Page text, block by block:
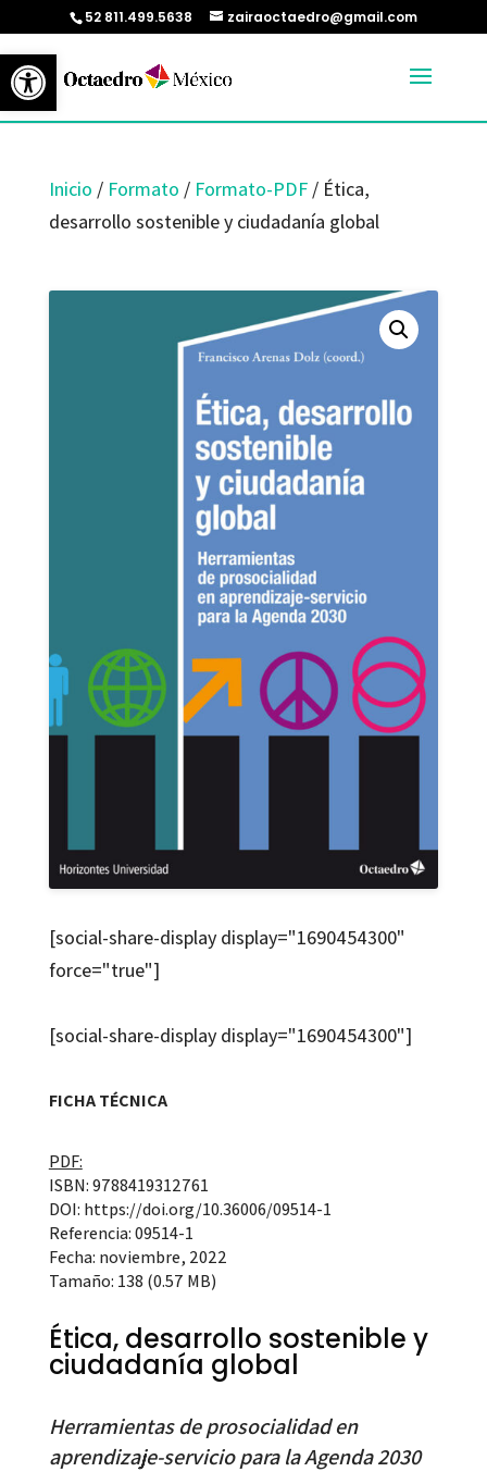
Abrir barra de herramientas
52 811.499.5638 zairaoctaedro@gmail.com
Inicio / Formato / Formato-PDF/ Ética,
desarrollo sostenible y ciudadanía global
[social-share-display display="1690454300"
force="true"]
[social-share-display display="1690454300"]
FICHA TÉCNICA
PDF:
ISBN: 9788419312761
DOI: https://doi.org/10.36006/09514-1
Referencia: 09514-1
Fecha: noviembre, 2022
Tamaño: 138 (0.57 MB)
Ética, desarrollo sostenible y
ciudadanía global
Herramientas de prosocialidad en
aprendizaje-servicio para la Agenda 2030